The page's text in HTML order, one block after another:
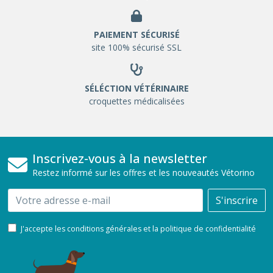
PAIEMENT SÉCURISÉ
site 100% sécurisé SSL
SÉLÉCTION VÉTÉRINAIRE
croquettes médicalisées
Inscrivez-vous à la newsletter
Restez informé sur les offres et les nouveautés Vétorino
Email S'inscrire
J'accepte les conditions générales et la politique de confidentialité